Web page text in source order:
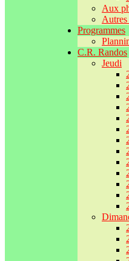
Aux
Autres
Programmes
C.R. Randos
Jeudi